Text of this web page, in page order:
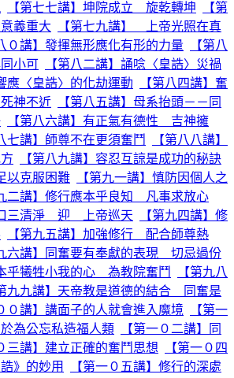
【第七七講】坤院成立 旋乾轉坤
【第
義重大
【第七九講】 上帝光照在真
０講】發揮無形應化有形的力量
【第八
小可
【第八二講】誦唸〈皇誥〉災禍
應〈皇誥〉的化劫運動
【第八四講】奮
神不近
【第八五講】母系抬頭－－同
【第八六講】有正氣有德性 吉神擁
七講】師尊不在更須奮鬥
【第八八講】
【第八九講】容忍互諒是成功的秘訣
以克服困難
【第九一講】慎防因個人之
二講】修行應本乎良知 凡事求放心
口三清淨 迎 上帝巡天
【第九四講】修
【第九五講】加強修行 配合師尊熱
六講】同奮要有奉獻的表現 切忌過份
乎犧牲小我的心 為教院奮鬥
【第九八
九九講】天帝教是道德的結合 同奮是
０講】講面子的人就會進入魔境
【第一
為公忘私造福人類
【第一０二講】同
三講】建立正確的奮鬥思想
【第一０四
》的妙用
【第一０五講】修行的深處